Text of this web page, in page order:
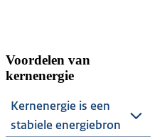
Voordelen van
kernenergie
Kernenergie is een
stabiele energiebron